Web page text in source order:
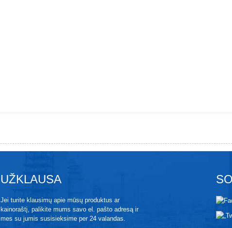
UŽKLAUSA
Jei turite klausimų apie mūsų produktus ar
kainoraštį, palikite mums savo el. pašto adresą ir
mes su jumis susisieksime per 24 valandas.